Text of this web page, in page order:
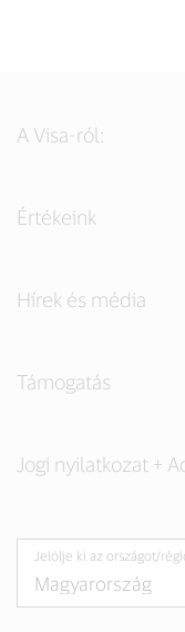
A Visa-ról:
Értékeink
Hírek és média
Támogatás
Jogi nyilatkozat +
Jelölje ki az országot/